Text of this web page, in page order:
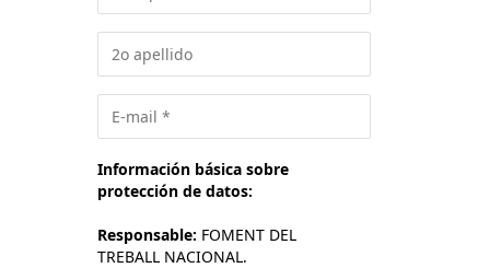
Información básica sobre
protección de datos:
Responsable: FOMENT DEL
TREBALL NACIONAL.